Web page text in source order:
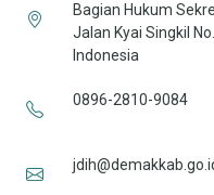
Bagian Hukum
Jalan Kyai Singkil
Indonesia
0896-2810-9084